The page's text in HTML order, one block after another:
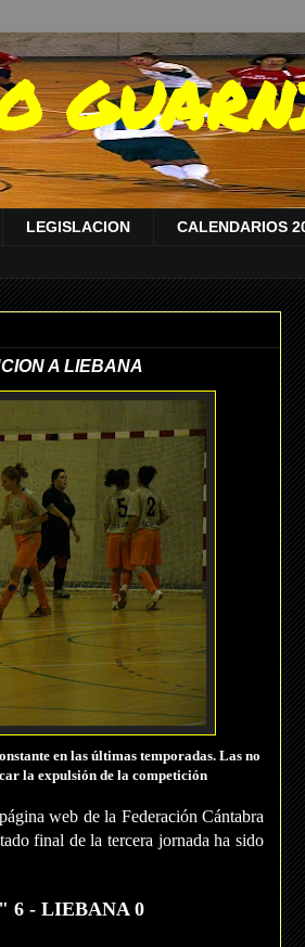
LEGISLACION CALENDARIOS
A LIEBANA
en las últimas temporadas. Las no
la expulsión de la competición
web de la Federación Cántabra
final de la tercera jornada ha sido
6 - LIEBANA 0